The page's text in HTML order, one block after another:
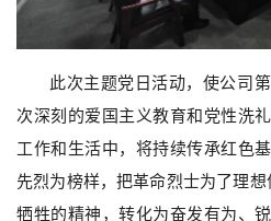
此次主题党日活动，使公司
次深刻的爱国主义教育和党性洗
工作和生活中，将持续传承红色
先烈为榜样，把革命烈士为了理
牺牲的精神，转化为奋发有为、